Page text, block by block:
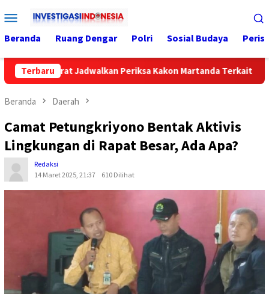
ke
konten
Menu
Mobile
Beranda Ruang Dengar Polri Sosial Budaya
Terbaru
Jadwalkan Periksa Kakon Martanda Terkait Dana Desa
Beranda Daerah
Camat Petungkriyono Bentak Aktivis
Lingkungan di Rapat Besar, Ada Apa?
Redaksi
14 Maret 2025, 21:37
610 Dilihat